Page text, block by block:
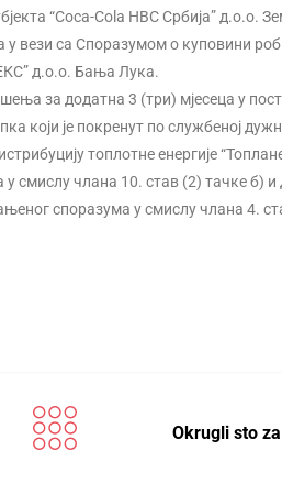
“Coca-Cola HBC Србија” д.о.о.
вези са Споразумом о куповини
д.о.о. Бања Лука.
за додатна 3 (три) мјесеца у
који је покренут по службеној
топлотне енергије
смислу члана 10. став (2) тачке б)
споразума у смислу члана 4.
Okrugli sto